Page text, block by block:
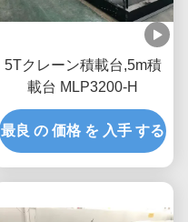
5Tクレーン積載台,5m積
載台 MLP3200-H
最良 の 価格 を 入手 する